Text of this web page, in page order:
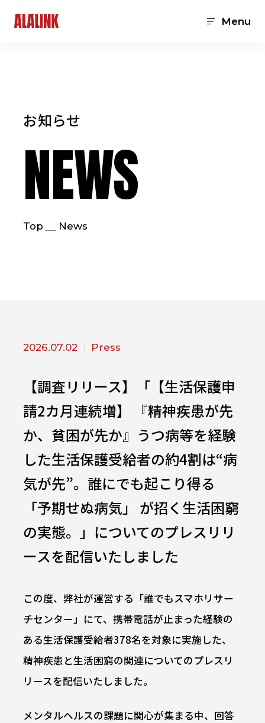
Menu
お知らせ
NEWS
Top News
2026.07.02 Press
【調査リリース】「【生活保護申
請2カ月連続増】 『精神疾患が先
か、貧困が先か』うつ病等を経験
した生活保護受給者の約4割は“病
気が先”。誰にでも起こり得る
「予期せぬ病気」 が招く生活困窮
の実態。」についてのプレスリリ
ースを配信いたしました
この度、弊社が運営する「誰でもスマホリサー
チセンター」にて、携帯電話が止まった経験の
ある生活保護受給者378名を対象に実施した、
精神疾患と生活困窮の関連についてのプレスリ
リースを配信いたしました。
メンタルヘルスの課題に関心が集まる中、回答